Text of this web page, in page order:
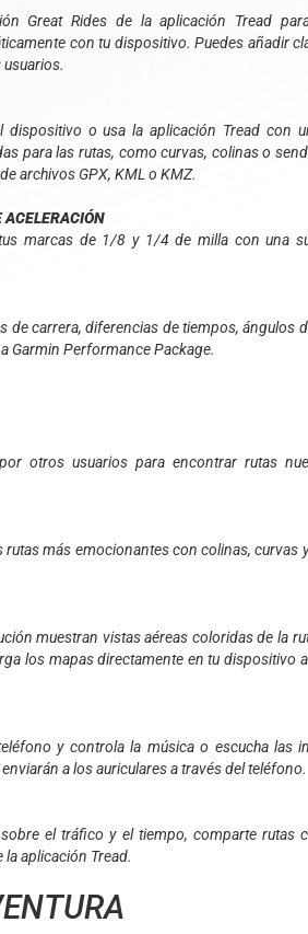
Great Rides de la aplicación Tread
con tu dispositivo. Puedes añadir
dispositivo o usa la aplicación Tread con
para las rutas, como curvas, colinas o
archivos GPX, KML o KMZ.
ACELERACIÓN
marcas de 1/8 y 1/4 de milla con una
de carrera, diferencias de tiempos, ángulos
Garmin Performance Package.
otros usuarios para encontrar rutas
más emocionantes con colinas, curvas
muestran vistas aéreas coloridas de la
los mapas directamente en tu dispositivo
y controla la música o escucha las
a los auriculares a través del teléfono.
el tráfico y el tiempo, comparte rutas
aplicación Tread.